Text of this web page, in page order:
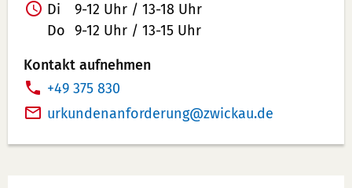
Di
9-12 Uhr / 13-18 Uhr
Do 9-12 Uhr / 13-15 Uhr
Kontakt aufnehmen
T
e
e
+49 375 830
urkundenanforderung
zwickau de